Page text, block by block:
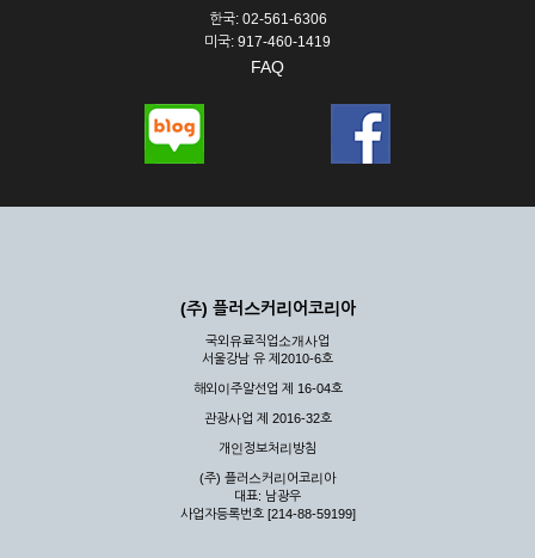
한국: 02-561-6306
미국: 917-460-1419
FAQ
(주) 플러스커리어코리아
국외유료직업소개사업
서울강남 유 제2010-6호
해외이주알선업 제 16-04호
관광사업 제 2016-32호
개인정보처리방침
(주) 플러스커리어코리아
대표: 남광우
사업자등록번호 [214-88-59199]